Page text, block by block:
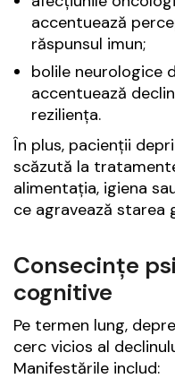
accentuează
răspunsul imun;
bolile neurologice
accentuează
reziliența.
În plus, pacienții
scăzută la
alimentația, igiena
ce agravează starea
Consecințe
cognitive
Pe termen lung,
cerc vicios al
Manifestările includ: